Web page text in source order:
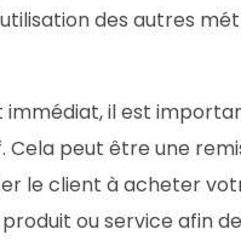
des autres
il est
peut être une
le client à acheter
ou service afin